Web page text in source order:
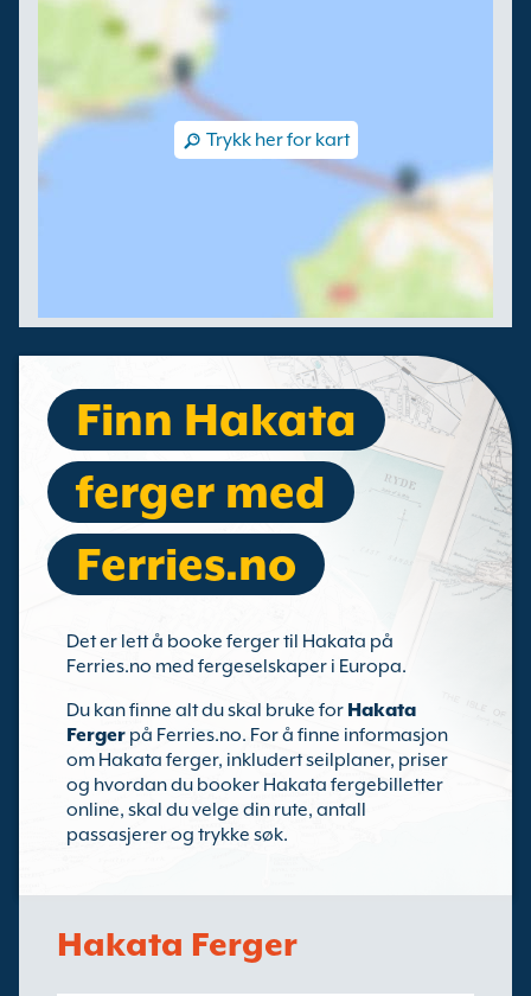
Trykk her for kart
Finn Hakata
ferger med
Ferries.no
Det er lett å booke ferger til Hakata på
Ferries.no med fergeselskaper i Europa.
Du kan finne alt du skal bruke for Hakata
Ferger på Ferries.no. For å finne informasjon
om Hakata ferger, inkludert seilplaner, priser
og hvordan du booker Hakata fergebilletter
online, skal du velge din rute, antall
passasjerer og trykke søk.
Hakata Ferger